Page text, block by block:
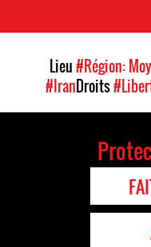
Lieu#Région:
#IranDroits